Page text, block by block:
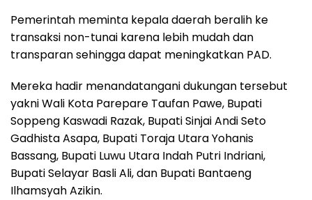
Pemerintah meminta kepala daerah beralih ke
transaksi non-tunai karena lebih mudah dan
transparan sehingga dapat meningkatkan PAD.
Mereka hadir menandatangani dukungan tersebut
yakni Wali Kota Parepare Taufan Pawe, Bupati
Soppeng Kaswadi Razak, Bupati Sinjai Andi Seto
Gadhista Asapa, Bupati Toraja Utara Yohanis
Bassang, Bupati Luwu Utara Indah Putri Indriani,
Bupati Selayar Basli Ali, dan Bupati Bantaeng
Ilhamsyah Azikin.